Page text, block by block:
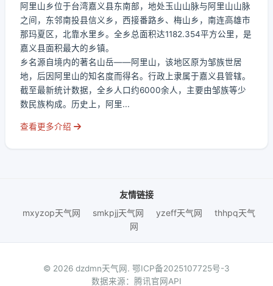
阿里山乡位于台湾嘉义县东南部，地处玉山山脉与阿里山山脉
之间，东邻南投县信义乡，西接番路乡、梅山乡，南连高雄市
那玛夏区，北靠水里乡。全乡总面积达1182.354平方公里，是
嘉义县面积最大的乡镇。
乡名源自境内的著名山岳——阿里山，该地区原为邹族世居
地，后因阿里山的知名度而得名。行政上隶属于嘉义县管辖。
截至最新统计数据，全乡人口约6000余人，主要由邹族等少
数民族构成。历史上，阿里...
查看更多介绍
友情链接
mxyzop天气网
smkpjj天气网 yzeff天气网
thhpq天气
网
© 2026 dzdmn天气网. 鄂ICP备2025107725号-3
数据来源：腾讯官网API